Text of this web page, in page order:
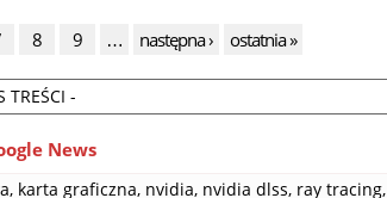
8 9 … następna › ostatnia »
TREŚCI -
News
, karta graficzna, nvidia, nvidia dlss, ray tracing,